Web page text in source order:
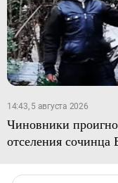
14:43, 5 августа 2026
Чиновники
отселения сочинца